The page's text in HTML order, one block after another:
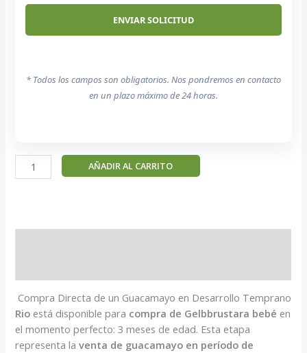
* Todos los campos son obligatorios. Nos pondremos en contacto
en un plazo máximo de 24 horas.
-
AÑADIR AL CARRITO
Compra Directa de un Guacamayo en Desarrollo Temprano
Rio está disponible para compra de Gelbbrustara bebé en
el momento perfecto: 3 meses de edad. Esta etapa
representa laventa de guacamayo en período de